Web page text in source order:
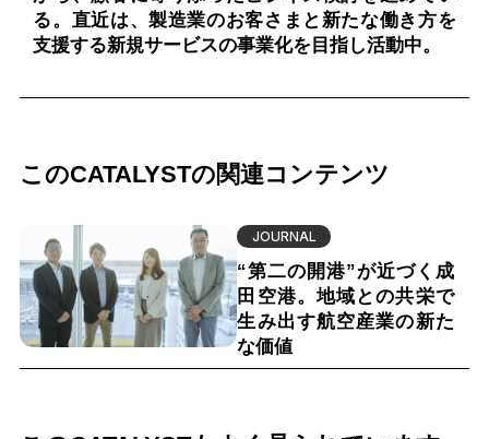
る。直近は、製造業のお客さまと新たな働き方を
支援する新規サービスの事業化を目指し活動中。
このCATALYSTの関連コンテンツ
JOURNAL
“第二の開港”が近づく成
田空港。地域との共栄で
生み出す航空産業の新た
な価値